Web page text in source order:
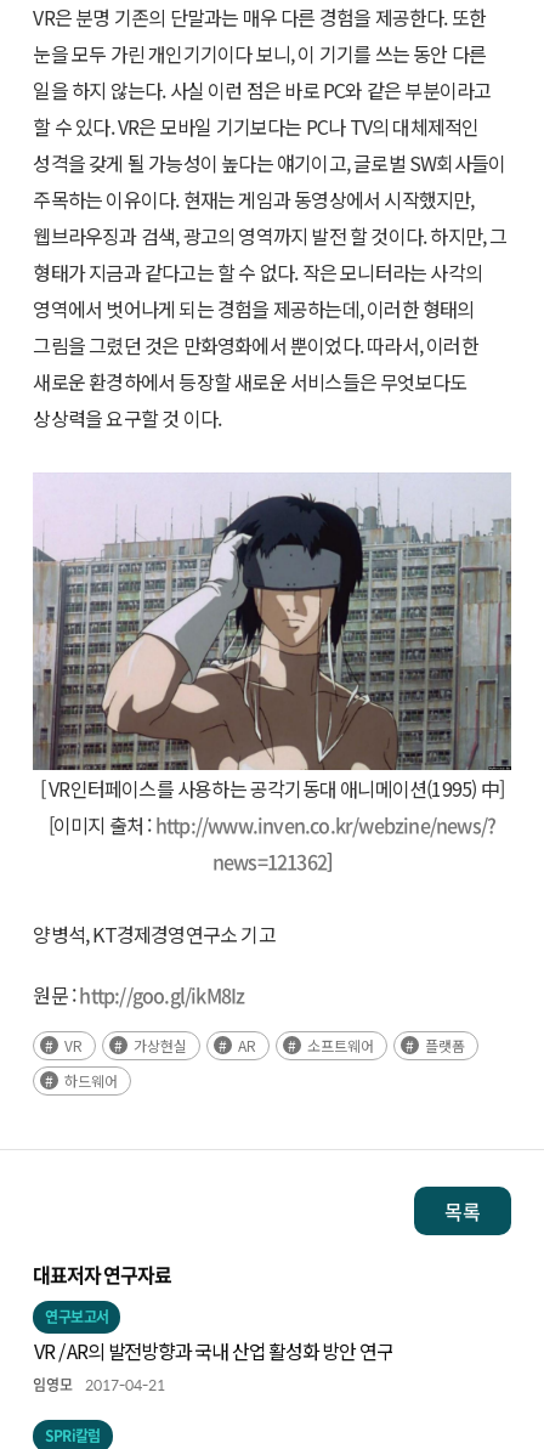
VR은 분명 기존의 단말과는 매우 다른 경험을 제공한다. 또한
눈을 모두 가린 개인기기이다 보니, 이 기기를 쓰는 동안 다른
일을 하지 않는다. 사실 이런 점은 바로 PC와 같은 부분이라고
할 수 있다. VR은 모바일 기기보다는 PC나 TV의 대체제적인
성격을 갖게 될 가능성이 높다는 얘기이고, 글로벌 SW회사들이
주목하는 이유이다. 현재는 게임과 동영상에서 시작했지만,
웹브라우징과 검색, 광고의 영역까지 발전 할 것이다. 하지만, 그
형태가 지금과 같다고는 할 수 없다. 작은 모니터라는 사각의
영역에서 벗어나게 되는 경험을 제공하는데, 이러한 형태의
그림을 그렸던 것은 만화영화에서 뿐이었다. 따라서, 이러한
새로운 환경하에서 등장할 새로운 서비스들은 무엇보다도
상상력을 요구할 것 이다.
[ VR인터페이스를 사용하는 공각기동대 애니메이션(1995) 中]
[이미지 출처 :http://www.inven.co.kr/webzine/news/?
news=121362]
양병석, KT경제경영연구소 기고
원문 :http://goo.gl/ikM8Iz
VR 가상현실 AR 소프트웨어
플랫폼
하드웨어
목록
대표저자 연구자료
연구보고서
VR / AR의 발전방향과 국내 산업 활성화 방안 연구
임영모 2017-04-21
SPRi칼럼